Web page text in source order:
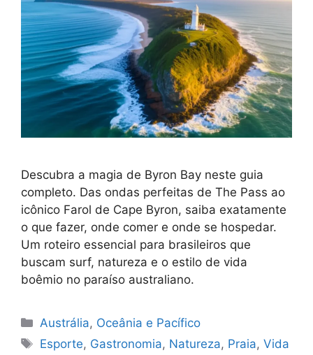
Descubra a magia de Byron Bay neste guia
completo. Das ondas perfeitas de The Pass ao
icônico Farol de Cape Byron, saiba exatamente
o que fazer, onde comer e onde se hospedar.
Um roteiro essencial para brasileiros que
buscam surf, natureza e o estilo de vida
boêmio no paraíso australiano.
Categorias
Austrália, Oceânia e Pacífico
Tags
Esporte, Gastronomia, Natureza, Praia,Vida